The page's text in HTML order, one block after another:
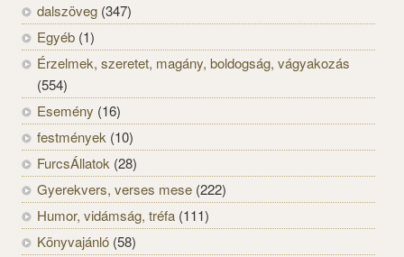
dalszöveg (347)
Egyéb (1)
Érzelmek, szeretet, magány, boldogság, vágyakozás
(554)
Esemény (16)
festmények (10)
FurcsÁllatok (28)
Gyerekvers, verses mese (222)
Humor, vidámság, tréfa (111)
Könyvajánló (58)